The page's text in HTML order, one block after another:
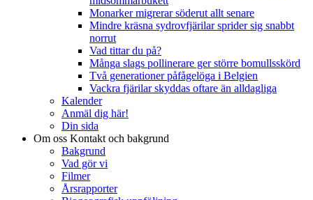
Monarker migrerar söderut allt senare
Mindre kräsna sydrovfjärilar sprider sig snabbt
norrut
Vad tittar du på?
Många slags pollinerare ger större bomullsskörd
Två generationer påfågelöga i Belgien
Vackra fjärilar skyddas oftare än alldagliga
Kalender
Anmäl dig här!
Din sida
Om oss Kontakt och bakgrund
Bakgrund
Vad gör vi
Filmer
Årsrapporter